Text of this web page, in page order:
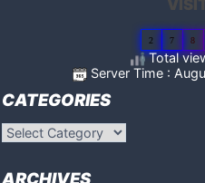
2 7 8
Total
Server Time :
CATEGORIES
Categories
ARCHIVES